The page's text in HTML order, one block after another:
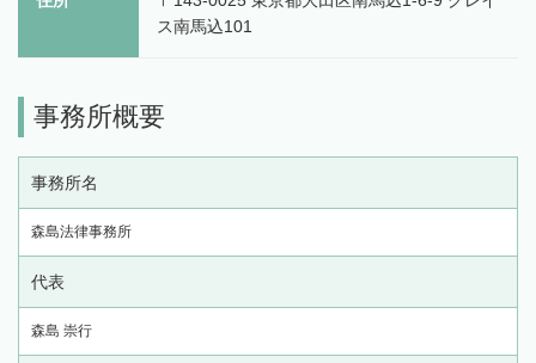
ス南馬込101
事務所概要
事務所名
森島法律事務所
代表
森島 崇行